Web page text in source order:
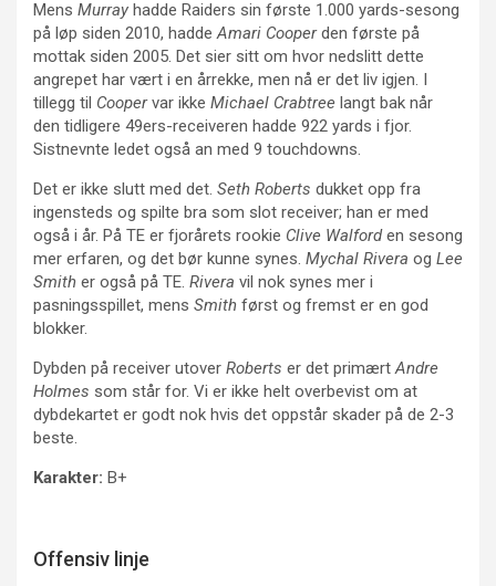
Mens Murray hadde Raiders sin første 1.000 yards-sesong
på løp siden 2010, haddeAmari Cooperden første på
mottak siden 2005. Det sier sitt om hvor nedslitt dette
angrepet har vært i en årrekke, men nå er det liv igjen. I
tillegg til Coopervar ikke Michael Crabtree langt bak når
den tidligere 49ers-receiveren hadde 922 yards i fjor.
Sistnevnte ledet også an med 9 touchdowns.
Det er ikke slutt med det. Seth Roberts dukket opp fra
ingensteds og spilte bra som slot receiver; han er med
også i år. På TE er fjorårets rookie Clive Walforden sesong
mer erfaren, og det bør kunne synes. Mychal Rivera og Lee
Smith er også på TE. Rivera vil nok synes mer i
pasningsspillet, mens Smith først og fremst er en god
blokker.
Dybden på receiver utover Roberts er det primærtAndre
Holmes som står for. Vi er ikke helt overbevist om at
dybdekartet er godt nok hvis det oppstår skader på de 2-3
beste.
Karakter: B+
Offensiv linje